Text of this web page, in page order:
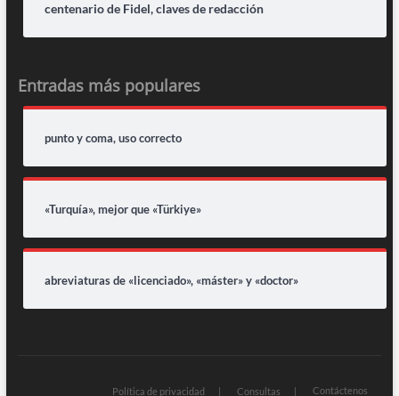
centenario de Fidel, claves de redacción
Entradas más populares
punto y coma, uso correcto
«Turquía», mejor que «Türkiye»
abreviaturas de «licenciado», «máster» y «doctor»
Política de privacidad Consultas Contáctenos